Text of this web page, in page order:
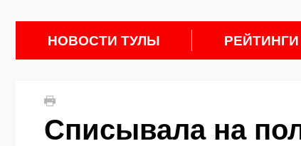
НОВОСТИ ТУЛЫ РЕЙТИНГИ
Списывала на